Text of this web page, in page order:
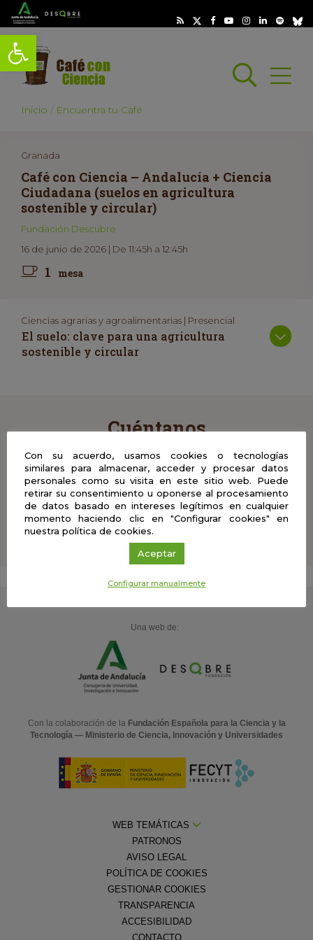
Abrir barra de herramientas
Abrir
Inicio Encuentra tu Café
Granada
Café con Ciencia – Andalucía + Ciencia
Ciudadana (suelos en agricultura
sostenible y circular)
Fundación Descubre
16 de junio de 2026 | De 11:45h a 12:45h
1 mesa
Ciencias agrarias y agroalimentarias | Presencial
El suelo: clave para una agricultura
sostenible y circular
Cuéntanos
Comparte con nosotros tus comentarios, vídeos, fotos
y material didáctico del Café con Ciencia en el que
hayas participado y ayúdanos a enriquecer esta
experiencia
Una web de:
Con la colaboración de la Fundación Española para la Ciencia y la
Tecnología — Ministerio de Ciencia, Innovación y Universidades
WEB TEMÁTICAS
PATRONOS
AVISO LEGAL
POLÍTICA DE COOKIES
GESTIONAR COOKIES
TRANSPARENCIA
ACCESIBILIDAD
CONTACTO
Con su acuerdo, usamos cookies o tecnologías
similares para almacenar, acceder y procesar datos
personales como su visita en este sitio web. Puede
retirar su consentimiento u oponerse al procesamiento
de datos basado en intereses legítimos en cualquier
momento haciendo clic en "Configurar cookies" en
nuestra política de cookies.
Aceptar
Configurar manualmente